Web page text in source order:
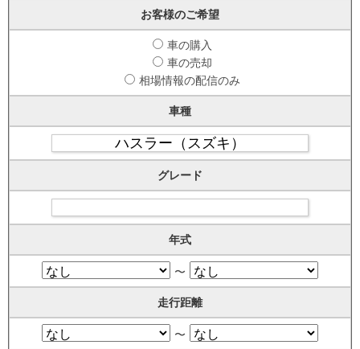
お客様のご希望
車の購入
車の売却
相場情報の配信のみ
車種
グレード
年式
〜
走行距離
〜